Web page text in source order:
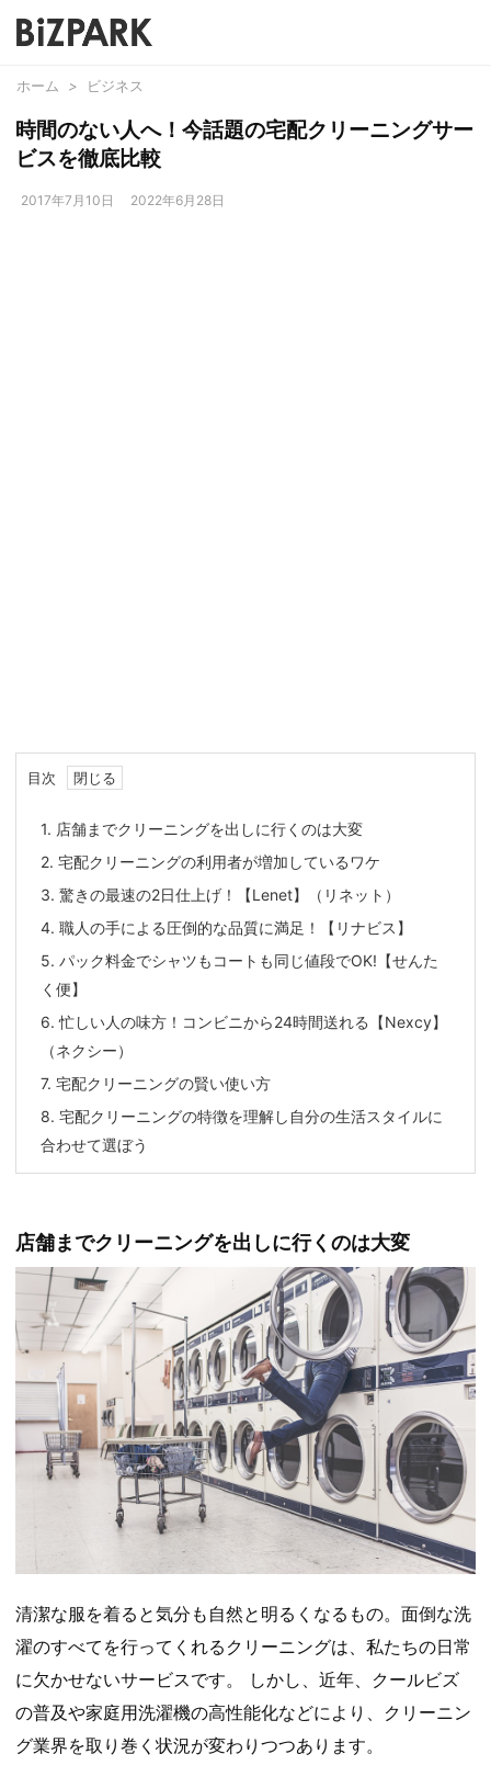
ホーム > ビジネス
時間のない人へ！今話題の宅配クリーニングサー
ビスを徹底比較
2017年7月10日 2022年6月28日
目次
1. 店舗までクリーニングを出しに行くのは大変
2. 宅配クリーニングの利用者が増加しているワケ
3. 驚きの最速の2日仕上げ！【Lenet】（リネット）
4. 職人の手による圧倒的な品質に満足！【リナビス】
5. パック料金でシャツもコートも同じ値段でOK!【せんた
く便】
6. 忙しい人の味方！コンビニから24時間送れる【Nexcy】
（ネクシー）
7. 宅配クリーニングの賢い使い方
8. 宅配クリーニングの特徴を理解し自分の生活スタイルに
合わせて選ぼう
店舗までクリーニングを出しに行くのは大変
清潔な服を着ると気分も自然と明るくなるもの。面倒な洗
濯のすべてを行ってくれるクリーニングは、私たちの日常
に欠かせないサービスです。 しかし、近年、クールビズ
の普及や家庭用洗濯機の高性能化などにより、クリーニン
グ業界を取り巻く状況が変わりつつあります。